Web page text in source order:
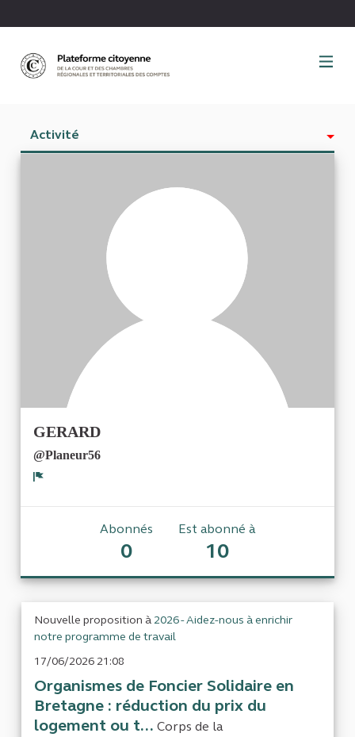
Activité
GERARD
@Planeur56
Abonnés
0
Est abonné à
10
Nouvelle proposition à2026 - Aidez-nous à enrichir
notre programme de travail
17/06/2026 21:08
Organismes de Foncier Solidaire en
Bretagne : réduction du prix du
logement ou t... Corps de la